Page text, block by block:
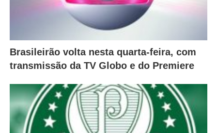
Brasileirão volta nesta quarta-feira, com
transmissão da TV Globo e do Premiere